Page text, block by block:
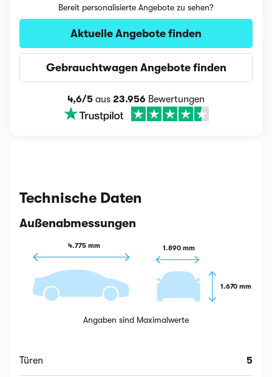
Bereit personalisierte Angebote zu sehen?
Aktuelle Angebote finden
Gebrauchtwagen Angebote finden
4,6/5 aus 23.956 Bewertungen
Technische Daten
Außenabmessungen
4.775 mm 1.890 mm
1.670 mm
Angaben sind Maximalwerte
Türen 5